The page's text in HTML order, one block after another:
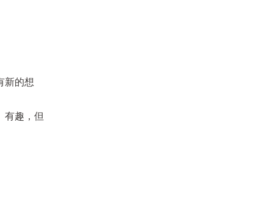
新的想
有趣，但